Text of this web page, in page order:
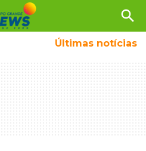
search
Últimas notícias